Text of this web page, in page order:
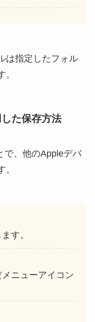
は指定したフォル
た保存方法
で、他のAppleデバ
す。
ニューアイコン